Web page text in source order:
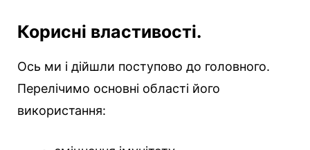
Корисні властивості.
Ось ми і дійшли поступово до головного.
Перелічимо основні області його
використання: